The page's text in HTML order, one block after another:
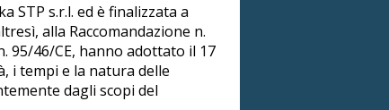
STP s.r.l. ed è finalizzata a
alla Raccomandazione n.
95/46/CE, hanno adottato il 17
i tempi e la natura delle
dagli scopi del